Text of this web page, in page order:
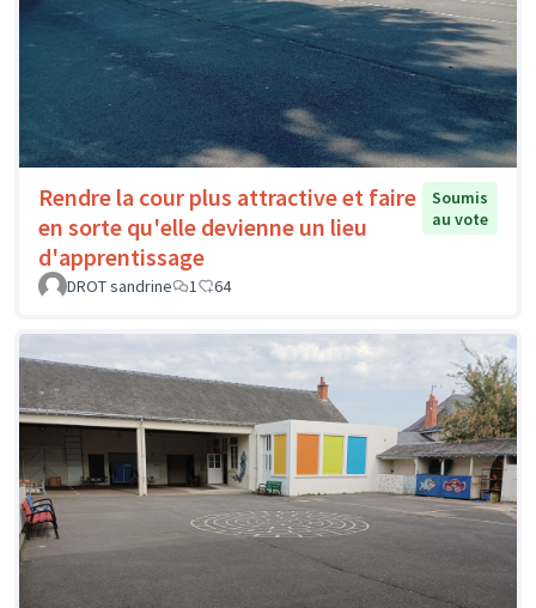
Rendre la cour plus attractive et faire
en sorte qu'elle devienne un lieu
d'apprentissage
Soumis
au vote
DROT sandrine 1 64